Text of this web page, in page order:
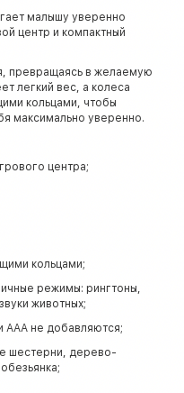
малышу уверенно
центр и компактный
превращаясь в желаемую
легкий вес, а колеса
кольцами, чтобы
максимально уверенно.
центра;
кольцами;
режимы: рингтоны,
животных;
ААА не добавляются;
шестерни, дерево-